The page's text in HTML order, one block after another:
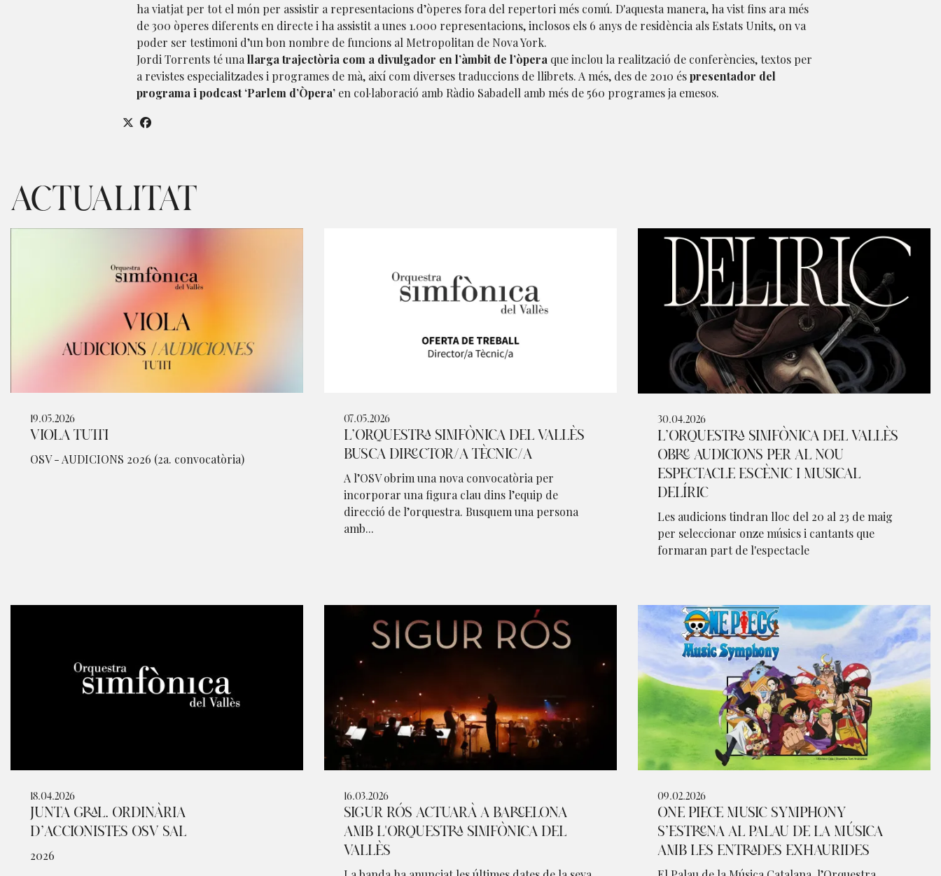
ha viatjat per tot el món per assistir a representacions d’òperes fora del repertori més comú. D'aquesta manera, ha vist fins ara més
de 300 òperes diferents en directe i ha assistit a unes 1.000 representacions, inclosos els 6 anys de residència als Estats Units, on va
poder ser testimoni d’un bon nombre de funcions al Metropolitan de Nova York.
Jordi Torrents té una llarga trajectòria com a divulgador en l’àmbit de l’òpera que inclou la realització de conferències, textos per
a revistes especialitzades i programes de mà, així com diverses traduccions de llibrets. A més, des de 2010 éspresentador del
programa i podcast ‘Parlem d’Òpera’ en col·laboració amb Ràdio Sabadell amb més de 560 programes ja emesos.
ACTUALITAT
19.05.2026
VIOLA TUTTI
OSV - AUDICIONS 2026 (2a. convocatòria)
07.05.2026
L’ORQUESTRA SIMFÒNICA DEL VALLÈS
BUSCA DIRECTOR/A TÈCNIC/A
A l’OSV obrim una nova convocatòria per
incorporar una figura clau dins l’equip de
direcció de l’orquestra. Busquem una persona
amb...
30.04.2026
L’ORQUESTRA SIMFÒNICA DEL VALLÈS
OBRE AUDICIONS PER AL NOU
ESPECTACLE ESCÈNIC I MUSICAL
DELÍRIC
Les audicions tindran lloc del 20 al 23 de maig
per seleccionar onze músics i cantants que
formaran part de l'espectacle
18.04.2026
JUNTA GRAL. ORDINÀRIA
D’ACCIONISTES OSV SAL
2026
16.03.2026
SIGUR RÓS ACTUARÀ A BARCELONA
AMB L'ORQUESTRA SIMFÒNICA DEL
VALLÈS
09.02.2026
ONE PIECE MUSIC SYMPHONY
S’ESTRENA AL PALAU DE LA MÚSICA
AMB LES ENTRADES EXHAURIDES